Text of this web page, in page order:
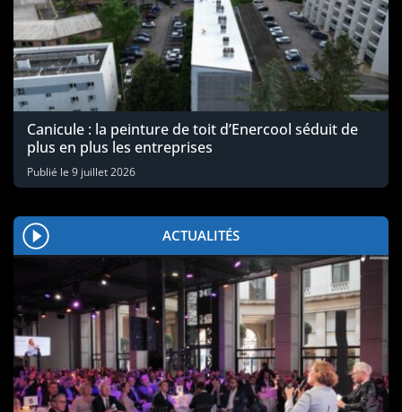
Canicule : la peinture de toit d’Enercool séduit de
plus en plus les entreprises
Publié le 9 juillet 2026
ACTUALITÉS